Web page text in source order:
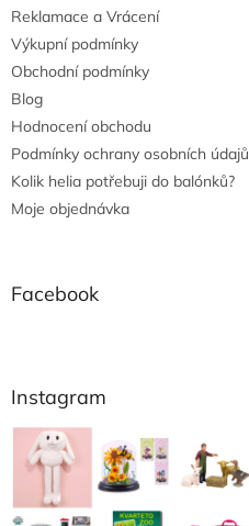
Reklamace a Vrácení
Výkupní podmínky
Obchodní podmínky
Blog
Hodnocení obchodu
Podmínky ochrany osobních údajů
Kolik helia potřebuji do balónků?
Moje objednávka
Facebook
Instagram